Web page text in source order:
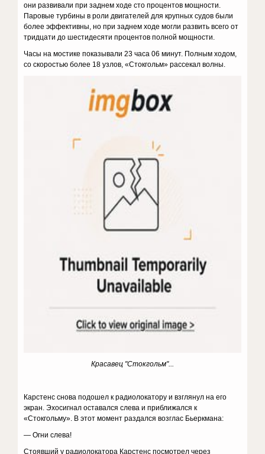
они развивали при заднем ходе сто процентов мощности.
Паровые турбины в роли двигателей для крупных судов были
более эффективны, но при заднем ходе могли развить всего от
тридцати до шестидесяти процентов полной мощности.
Часы на мостике показывали 23 часа 06 минут. Полным ходом,
со скоростью более 18 узлов, «Стокгольм» рассекал волны.
Красавец "Стокгольм"...
Карстенс снова подошел к радиолокатору и взглянул на его
экран. Эхосигнал оставался слева и приближался к
«Стокгольму». В этот момент раздался возглас Бьеркмана:
— Огни слева!
Стоявший у радиолокатора Карстенс посмотрел через